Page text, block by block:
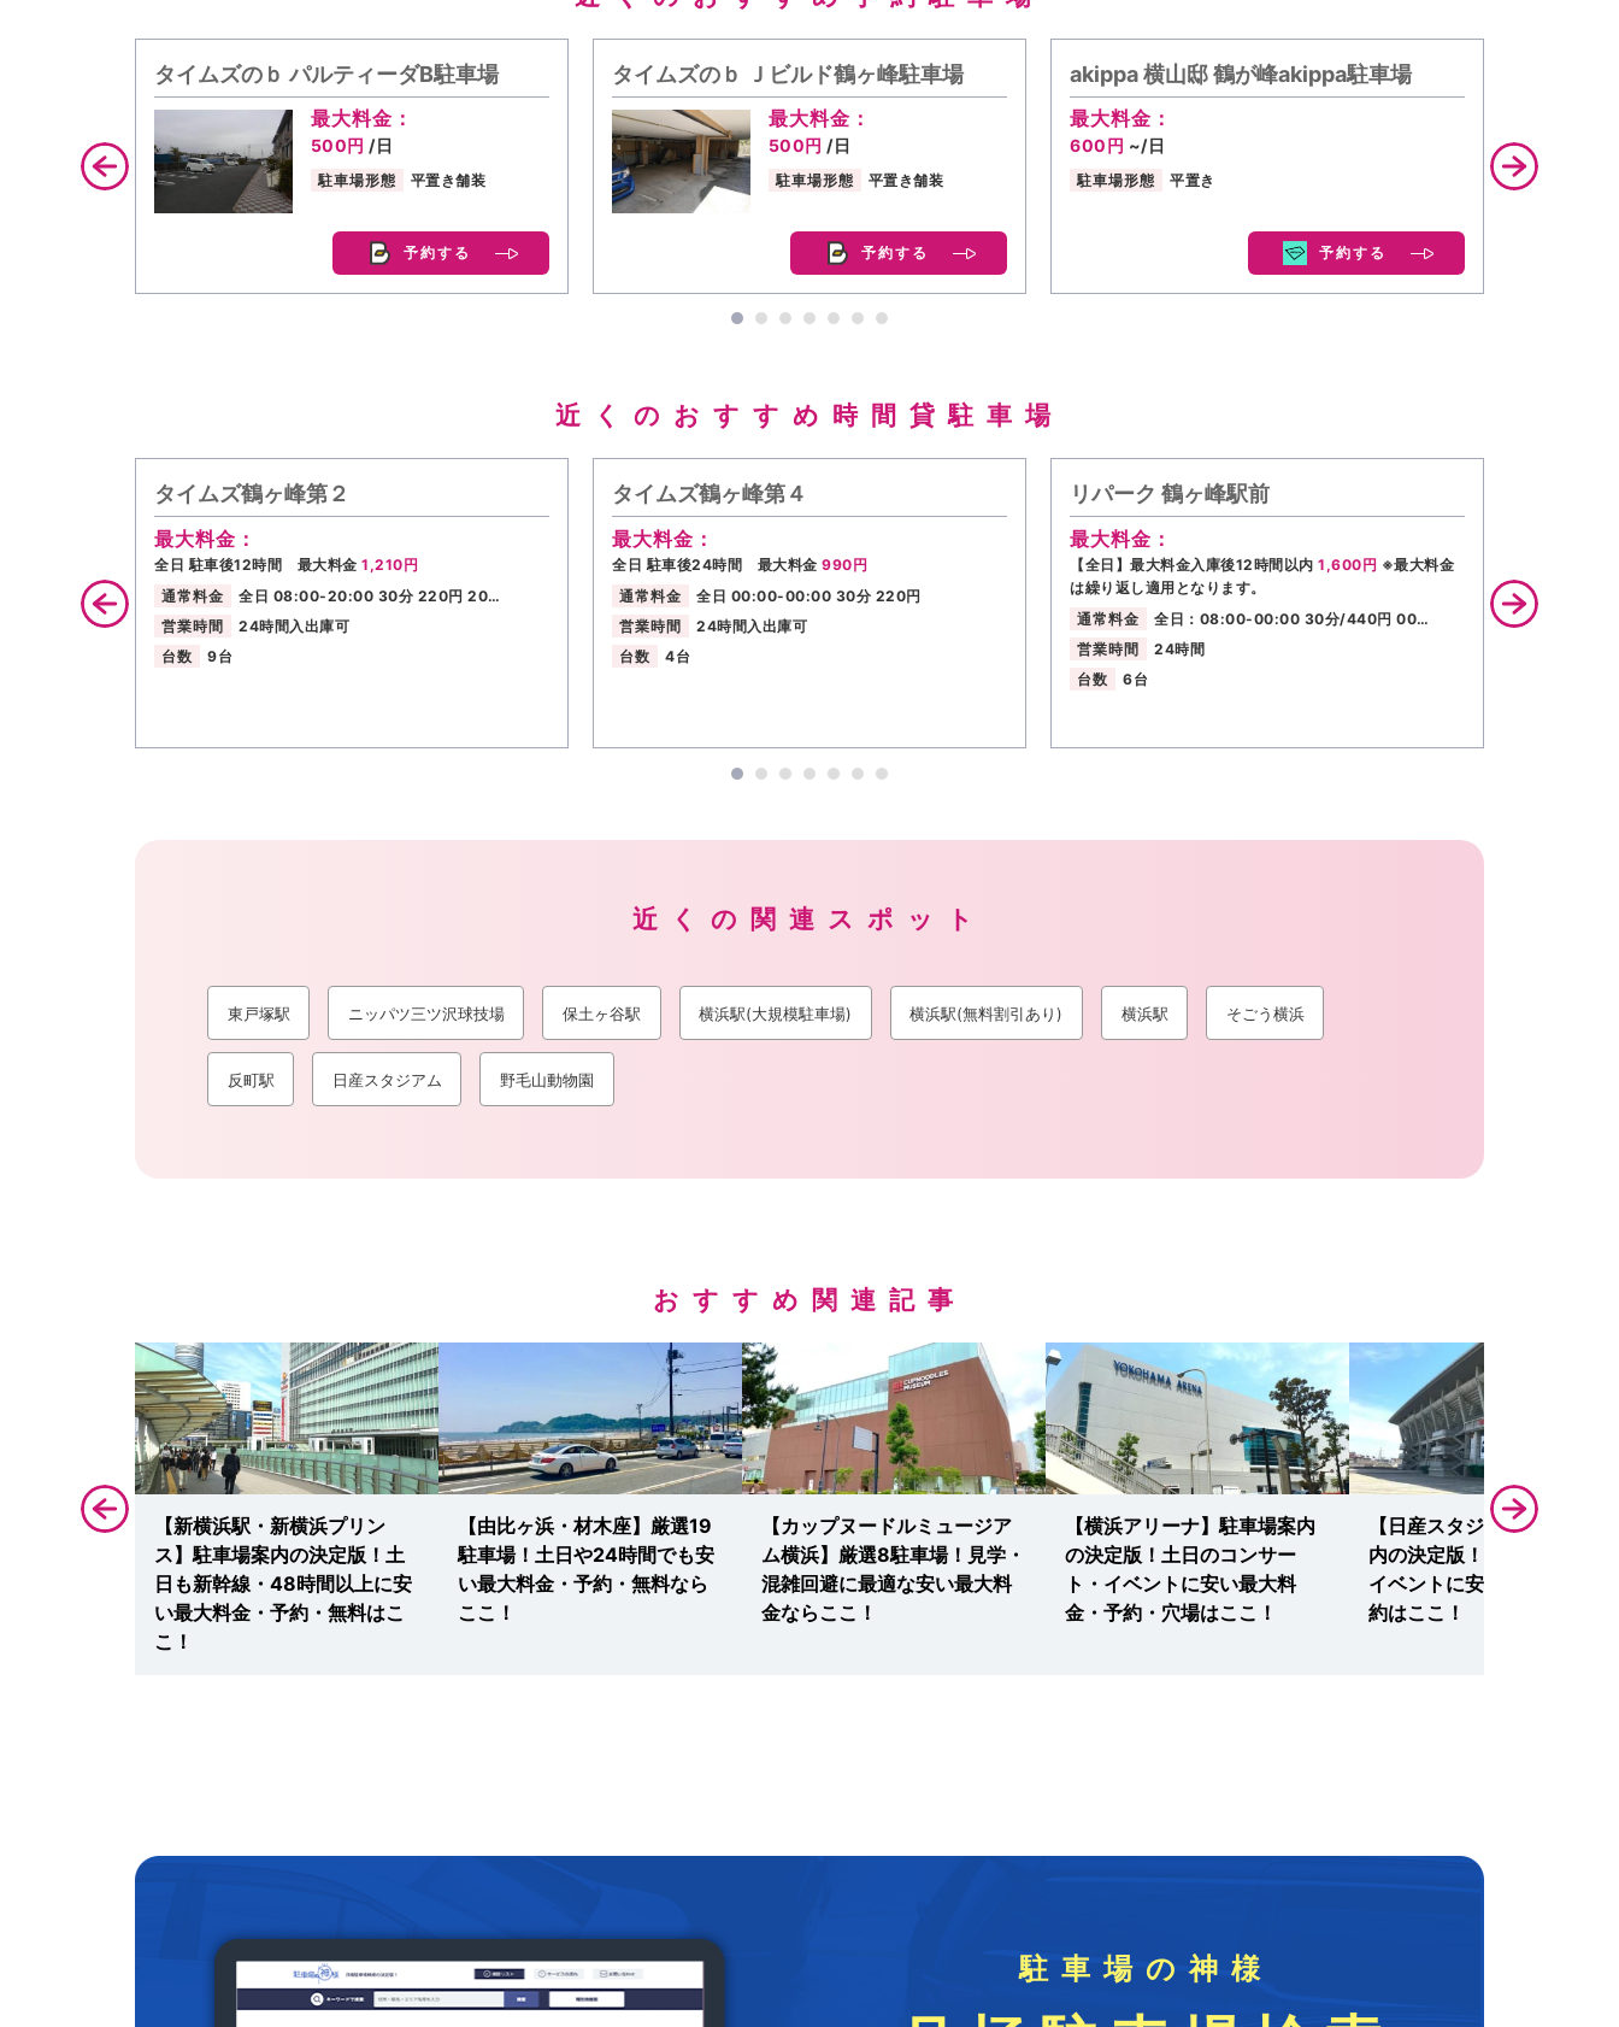
タイムズのｂ パルティーダB駐車場
最大料金：
500円 /日
駐車場形態 平置き舗装
予約する
タイムズのｂ Ｊビルド鶴ヶ峰駐車場
最大料金：
500円 /日
駐車場形態 平置き舗装
予約する
akippa 横山邸 鶴が峰akippa駐車場
最大料金：
600円 ~/日
駐車場形態 平置き
予約する
600円
駐車場形態
近くのおすすめ時間貸駐車場
タイムズ鶴ヶ峰第２
最大料金：
全日 駐車後12時間 最大料金 1,210円
通常料金
全日 08:00-20:00 30分 220円 20…
営業時間
24時間入出庫可
台数
9台
タイムズ鶴ヶ峰第４
最大料金：
全日 駐車後24時間 最大料金 990円
通常料金
全日 00:00-00:00 30分 220円
営業時間
24時間入出庫可
台数
4台
リパーク 鶴ヶ峰駅前
最大料金：
【全日】最大料金入庫後12時間以内 1,600円 ※最大料金
は繰り返し適用となります。
通常料金
全日：08:00-00:00 30分/440円 00…
営業時間
24時間
台数
6台
通常料金
近くの関連スポット
東戸塚駅 ニッパツ三ツ沢球技場 保土ヶ谷駅 横浜駅(大規模駐車場) 横浜駅(無料割引あり) 横浜駅 そごう横浜
反町駅 日産スタジアム 野毛山動物園
おすすめ関連記事
ルイ】厳
【新横浜駅・新横浜プリン
ス】駐車場案内の決定版！土
日も新幹線・48時間以上に安
い最大料金・予約・無料はこ
こ！
【由比ヶ浜・材木座】厳選19
駐車場！土日や24時間でも安
い最大料金・予約・無料なら
ここ！
【カップヌードルミュージア
ム横浜】厳選8駐車場！見学・
混雑回避に最適な安い最大料
金ならここ！
【横浜アリーナ】駐車場案内
の決定版！土日のコンサー
ト・イベントに安い最大料
金・予約・穴場はここ！
【日産スタジアム】駐車場案
内の決定版！サッカー観戦・
イベントに安い最大料金・予
約はここ！
駐車場の神様